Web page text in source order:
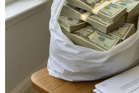
TIN LIÊN QUAN